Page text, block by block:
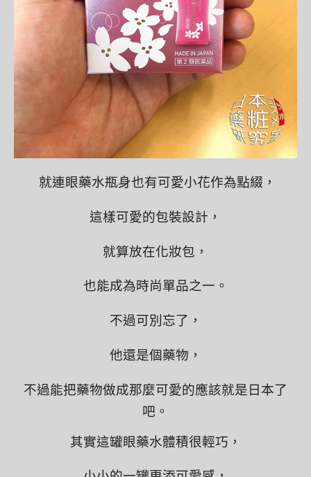
就連眼藥水瓶身也有可愛小花作為點綴，
這樣可愛的包裝設計，
就算放在化妝包，
也能成為時尚單品之一。
不過可別忘了，
他還是個藥物，
不過能把藥物做成那麼可愛的應該就是日本了
吧。
其實這罐眼藥水體積很輕巧，